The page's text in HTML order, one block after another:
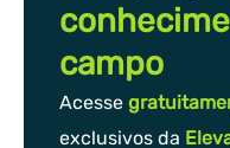
campo
Acesse
exclusivos da